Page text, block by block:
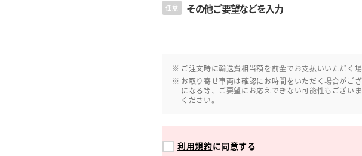
任意 その他ご要望などを入力
ご注文時に輸送費相当額を前金でお支払いいただく
お取り寄せ車両は確認にお時間をいただく場合がご
になる等、ご要望にお応えできない可能性もござい
ください。
利用規約に同意する